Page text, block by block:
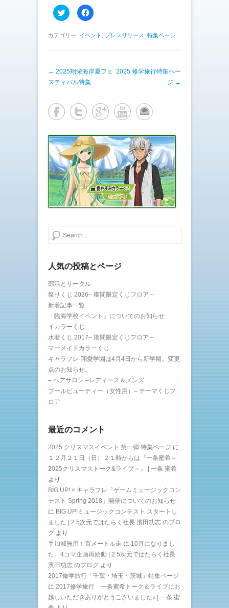
ク
リ
し
w
t
r
新
ウ
ィ
ン
ド
ウ
で
開
き
ま
す
)
F
a
b
k
有
る
ク
リ
ッ
ク
て
く
だ
さ
い
(
新
し
い
ウ
ィ
ン
ド
開
す
カテゴリー: イベント プレスリリース 特集ページ
投稿ナビゲーション
← 2025翔栄海岸夏フェ
スティバル特集
2025 修学旅行特集ぺー
ジ →
検索する
人気の投稿とページ
部活とサークル
祭りくじ 2026– 期間限定くじフロア –
新着記事一覧
「臨海学校イベント」についてのお知らせ
イカラーくじ
水着くじ 2017– 期間限定くじフロア –
マーメイドカラーくじ
キャラフレ-翔愛学園は4月4日から新学期。変更
点のお知らせ。
– ヘアサロン –レディース＆メンズ
プールビューティー（女性用）– テーマくじフ
ロア –
最近のコメント
2025 クリスマスイベント 第一弾 特集ページ に
１２月２１日（日）２１時からは『一条蜜希～
2025クリスマストーク&ライブ～』 | 一条 蜜希
より
BIG UP! × キャラフレ「ゲームミュージックコン
テスト Spring 2018」開催についてのお知らせ
に BIG UP!ミュージックコンテスト スタートし
ました | 2.5次元ではたらく社長 濱田功志 のブロ
グ より
手加減無用！百メートル走 に 10月になりまし
た。4コマ企画再始動 | 2.5次元ではたらく社長
濱田功志 のブログ より
2017修学旅行「千葉・埼玉・茨城」特集ページ
に 2017修学旅行 一条蜜希トーク＆ライブにお
越しいただきありがとうございました♪ | 一条 蜜